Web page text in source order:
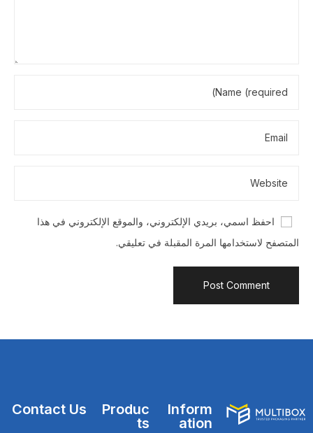
احفظ اسمي، بريدي الإلكتروني، والموقع الإلكتروني في هذا
المتصفح لاستخدامها المرة المقبلة في تعليقي.
Inform
ation
Produc
ts
Contact Us